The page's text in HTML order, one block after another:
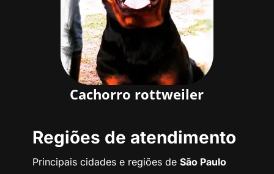
Cachorro rottweiler
Regiões de atendimento
Principais cidades e regiões de São Paulo